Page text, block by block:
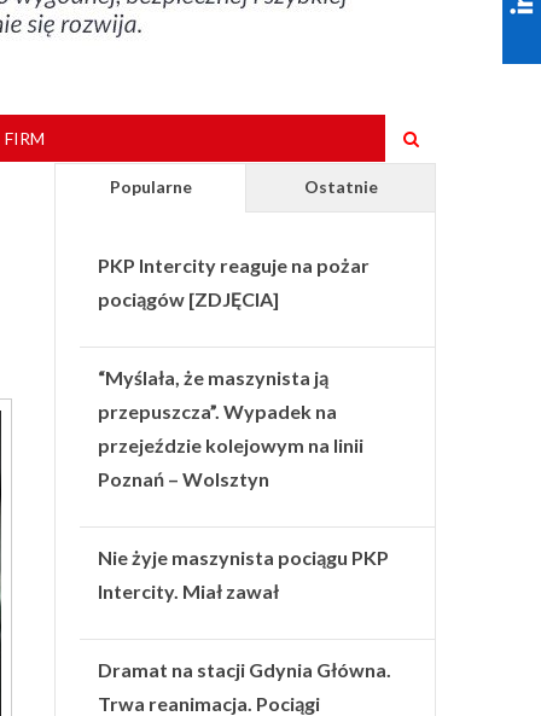
Popularne Ostatnie
PKP Intercity reaguje na pożar
pociągów [ZDJĘCIA]
“Myślała, że maszynista ją
przepuszcza”. Wypadek na
przejeździe kolejowym na linii
Poznań – Wolsztyn
Nie żyje maszynista pociągu PKP
Intercity. Miał zawał
Dramat na stacji Gdynia Główna.
Trwa reanimacja. Pociągi